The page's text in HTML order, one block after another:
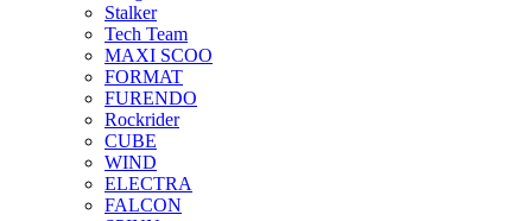
Stalker
Tech Team
MAXI SCOO
FORMAT
FURENDO
Rockrider
CUBE
WIND
ELECTRA
FALCON